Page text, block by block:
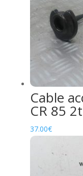
Cable
CR 85
37.00€